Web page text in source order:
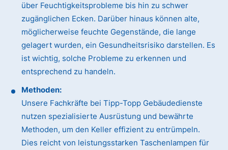
über Feuchtigkeitsprobleme bis hin zu schwer
zugänglichen Ecken. Darüber hinaus können alte,
möglicherweise feuchte Gegenstände, die lange
gelagert wurden, ein Gesundheitsrisiko darstellen. Es
ist wichtig, solche Probleme zu erkennen und
entsprechend zu handeln.
Methoden:
Unsere Fachkräfte bei Tipp-Topp Gebäudedienste
nutzen spezialisierte Ausrüstung und bewährte
Methoden, um den Keller effizient zu entrümpeln.
Dies reicht von leistungsstarken Taschenlampen für